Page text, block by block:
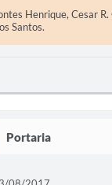
Henrique, Cesar
Santos.
Portaria